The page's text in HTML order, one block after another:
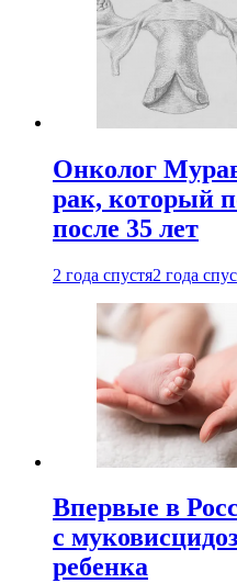
Онколог
рак, который
после 35 лет
2 года спустя2 года
Впервые в
с
ребенка